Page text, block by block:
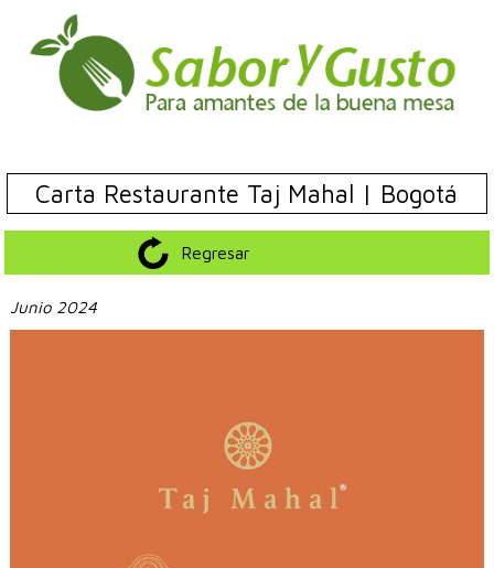
Carta Restaurante Taj Mahal | Bogotá
Regresar
Junio 2024